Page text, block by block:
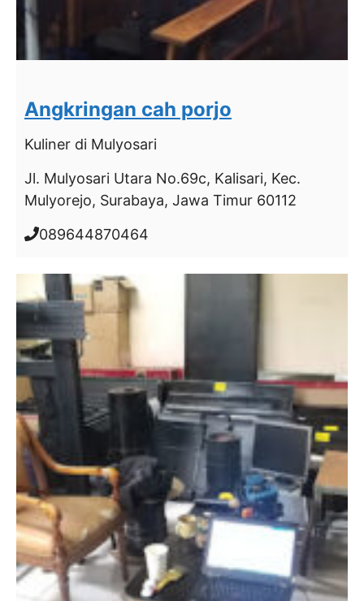
Angkringan cah porjo
Kuliner di Mulyosari
Jl. Mulyosari Utara No.69c, Kalisari, Kec.
Mulyorejo, Surabaya, Jawa Timur 60112
089644870464